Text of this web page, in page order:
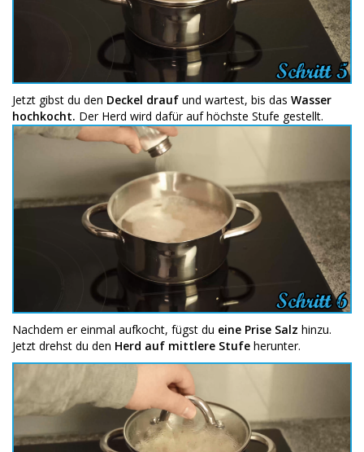
Jetzt gibst du den Deckel drauf und wartest, bis das Wasser
hochkocht. Der Herd wird dafür auf höchste Stufe gestellt.
Nachdem er einmal aufkocht, fügst du eine Prise Salz hinzu.
Jetzt drehst du den Herd auf mittlere Stufe herunter.